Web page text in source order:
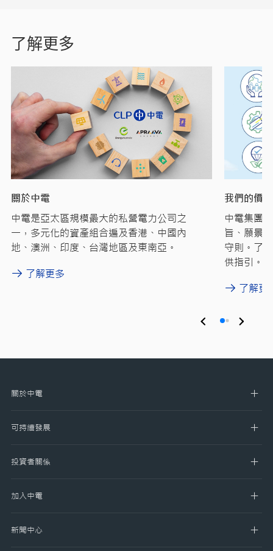
了解更多
關於中電
中電是亞太區規模最大的私營電力公司之
一，多元化的資產組合遍及香港、中國內
地、澳洲、印度、台灣地區及東南亞。
了解更多
我們的價
中電集團
旨、願景
守則。了
供指引。
了解更
關於中電
可持續發展
投資者關係
加入中電
新聞中心